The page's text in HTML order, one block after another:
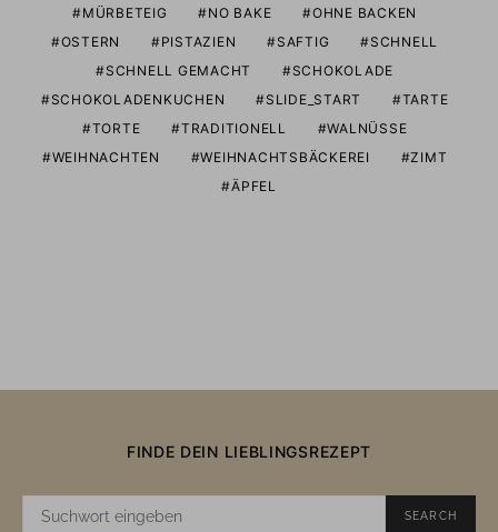
MÜRBETEIG
NO BAKE
OHNE BACKEN
OSTERN
PISTAZIEN SAFTIG
SCHNELL
SCHNELL GEMACHT
SCHOKOLADE
SCHOKOLADENKUCHEN
SLIDE_START
TARTE
TORTE
TRADITIONELL
WALNÜSSE
WEIHNACHTEN
WEIHNACHTSBÄCKEREI
ZIMT
ÄPFEL
FINDE DEIN LIEBLINGSREZEPT
SUCHE
SEARCH